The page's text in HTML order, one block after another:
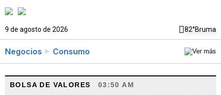
9 de agosto de 2026 82°Bruma
Negocios Consumo
BOLSA DE VALORES 03:50 AM